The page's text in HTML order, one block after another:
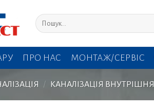
Шукати:
ПРО НАС МОНТАЖ/СЕРВІС
/ КАНАЛІЗАЦІЯ ВНУТРІШНЯ